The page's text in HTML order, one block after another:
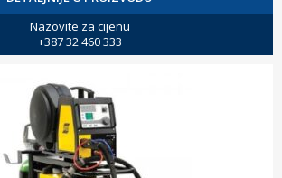
Nazovite za cijenu
+387 32 460 333